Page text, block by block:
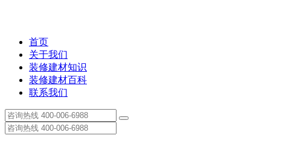
首页
关于我们
装修建材知识
装修建材百科
联系我们